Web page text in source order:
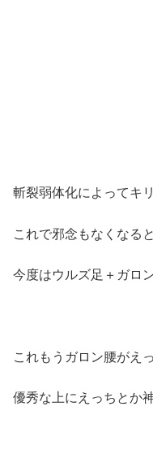
斬裂弱体化によってキ
これで邪念もなくなる
今度はウルズ足＋ガロ
これもうガロン腰がえ
優秀な上にえっちとか